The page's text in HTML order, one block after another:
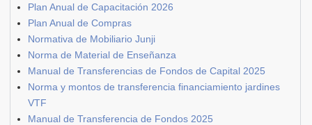
Plan Anual de Capacitación 2026
Plan Anual de Compras
Normativa de Mobiliario Junji
Norma de Material de Enseñanza
Manual de Transferencias de Fondos de Capital 2025
Norma y montos de transferencia financiamiento jardines
VTF
Manual de Transferencia de Fondos 2025